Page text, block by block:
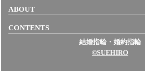
ABOUT
CONTENTS
結婚指輪・婚約指輪
©SUEHIRO